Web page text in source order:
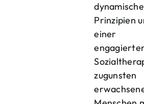
Prinzipien
einer
zugunsten